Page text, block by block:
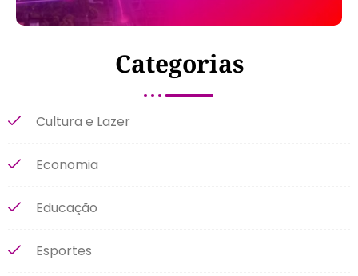
Categorias
Cultura e Lazer
Economia
Educação
Esportes